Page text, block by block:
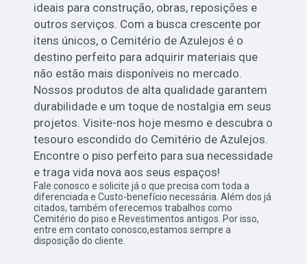
ideais para construção, obras, reposições e
outros serviços. Com a busca crescente por
itens únicos, o Cemitério de Azulejos é o
destino perfeito para adquirir materiais que
não estão mais disponíveis no mercado.
Nossos produtos de alta qualidade garantem
durabilidade e um toque de nostalgia em seus
projetos. Visite-nos hoje mesmo e descubra o
tesouro escondido do Cemitério de Azulejos.
Encontre o piso perfeito para sua necessidade
e traga vida nova aos seus espaços!
Fale conosco e solicite já o que precisa com toda a
diferenciada e Custo-benefício necessária. Além dos já
citados, também oferecemos trabalhos como
Cemitério do piso e Revestimentos antigos. Por isso,
entre em contato conosco,estamos sempre a
disposição do cliente.